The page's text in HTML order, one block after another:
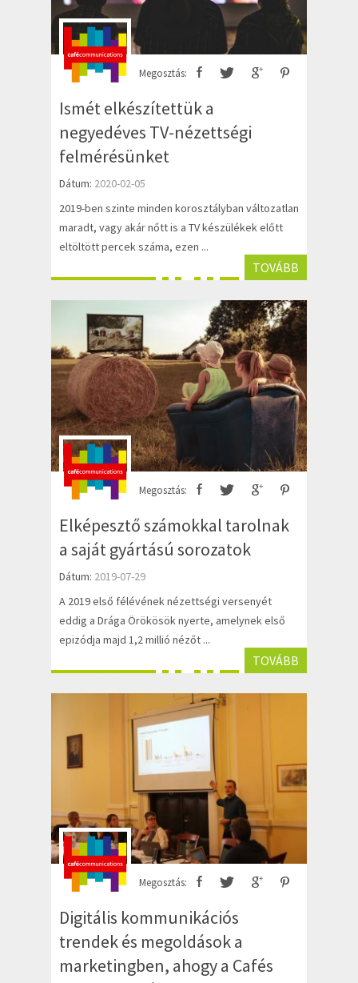
Megosztás:
Ismét elkészítettük a
negyedéves TV-nézettségi
felmérésünket
Dátum: 2020-02-05
2019-ben szinte minden korosztályban változatlan
maradt, vagy akár nőtt is a TV készülékek előtt
eltöltött percek száma, ezen ...
TOVÁBB
Megosztás:
Elképesztő számokkal tarolnak
a saját gyártású sorozatok
Dátum: 2019-07-29
A 2019 első félévének nézettségi versenyét
eddig a Drága Örökösök nyerte, amelynek első
epizódja majd 1,2 millió nézőt ...
TOVÁBB
Megosztás:
Digitális kommunikációs
trendek és megoldások a
marketingben, ahogy a Cafés